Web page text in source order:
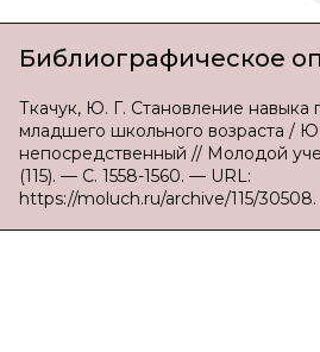
Библиографическое
Ткачук, Ю. Г. Становление навыка
младшего школьного возраста /
непосредственный // Молодой
(115). — С. 1558-1560. — URL:
https://moluch.ru/archive/115/30508.